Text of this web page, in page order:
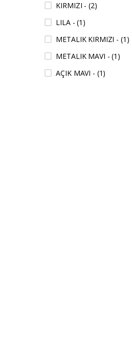
KIRMIZI - (2)
LILA - (1)
METALIK KIRMIZI - (1)
METALIK MAVI - (1)
AÇIK MAVI - (1)